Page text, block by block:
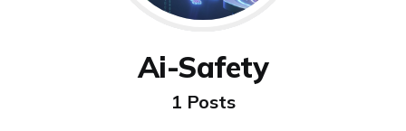
Ai-Safety
1 Posts